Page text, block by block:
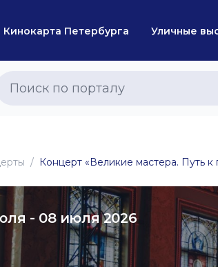
Кинокарта Петербурга Уличные
Концерт «Великие мастера. Путь к
- 08 июля 2026